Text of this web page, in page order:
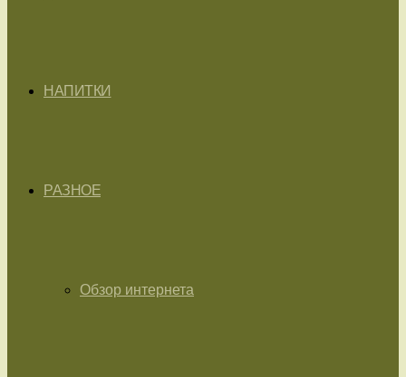
НАПИТКИ
РАЗНОЕ
Обзор интернета